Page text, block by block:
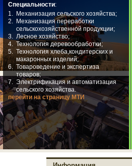
Специальности:
1.
Механизация сельского хозяйства;
2.
Механизация переработки
сельскохозяйственной продукции;
3.
Лесное хозяйство;
4.
Технология деревообработки;
5.
Технология хлеба,кондитерских и
макаронных изделий;
6.
Товароведение и экспертиза
товаров;
7.
Электрификация и автоматизация
сельского хозяйства.
перейти на страницу МТИ